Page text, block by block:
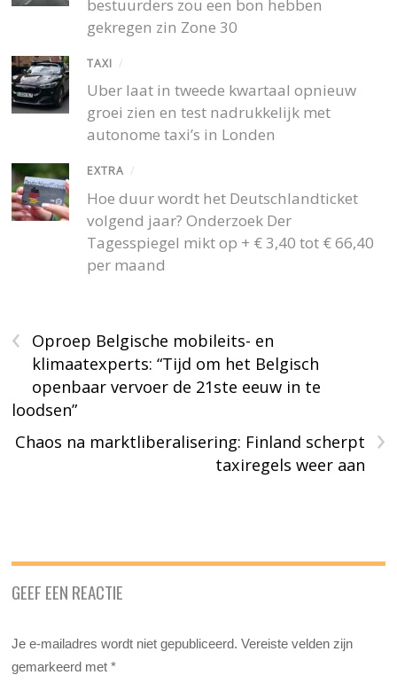
bestuurders zou een bon hebben
gekregen zin Zone 30
TAXI /
Uber laat in tweede kwartaal opnieuw
groei zien en test nadrukkelijk met
autonome taxi’s in Londen
EXTRA /
Hoe duur wordt het Deutschlandticket
volgend jaar? Onderzoek Der
Tagesspiegel mikt op + € 3,40 tot € 66,40
per maand
‹
Oproep Belgische mobileits- en
klimaatexperts: “Tijd om het Belgisch
openbaar vervoer de 21ste eeuw in te
loodsen”
›
Chaos na marktliberalisering: Finland scherpt
taxiregels weer aan
GEEF EEN REACTIE
Je e-mailadres wordt niet gepubliceerd. Vereiste velden zijn
gemarkeerd met*